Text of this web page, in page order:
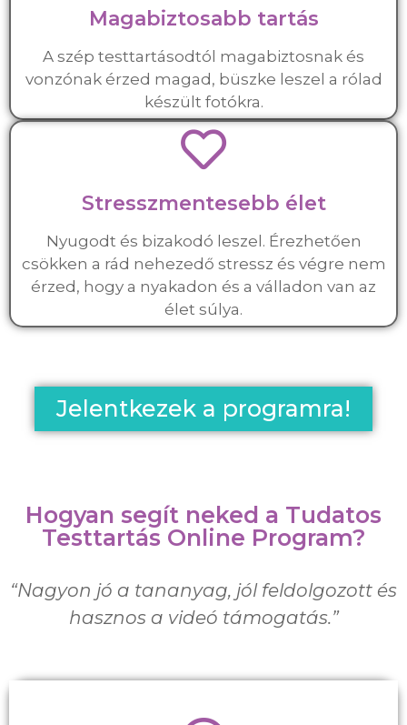
Magabiztosabb tartás
A szép testtartásodtól magabiztosnak és
vonzónak érzed magad, büszke leszel a rólad
készült fotókra.
Stresszmentesebb élet
Nyugodt és bizakodó leszel. Érezhetően
csökken a rád nehezedő stressz és végre nem
érzed, hogy a nyakadon és a válladon van az
élet súlya.
Jelentkezek a programra!
Hogyan segít neked a Tudatos
Testtartás Online Program?
“Nagyon jó a tananyag, jól feldolgozott és
hasznos a videó támogatás.”